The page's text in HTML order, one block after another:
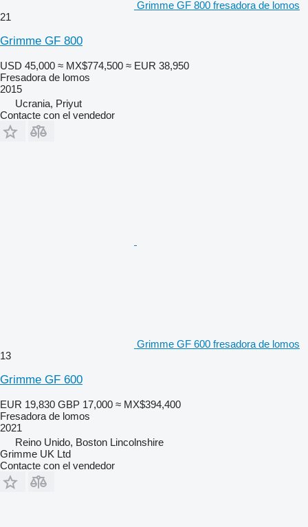
Grimme GF 800 fresadora de lomos
21
Grimme GF 800
USD 45,000 ≈ MX$774,500 ≈ EUR 38,950
Fresadora de lomos
2015
Ucrania, Priyut
Contacte con el vendedor
Grimme GF 600 fresadora de lomos
13
Grimme GF 600
EUR 19,830 GBP 17,000 ≈ MX$394,400
Fresadora de lomos
2021
Reino Unido, Boston Lincolnshire
Grimme UK Ltd
Contacte con el vendedor